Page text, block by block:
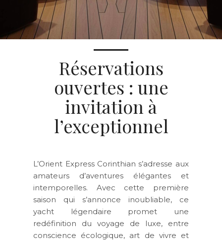
Réservations
ouvertes : une
invitation à
l’exceptionnel
L’Orient Express Corinthian s’adresse aux
amateurs d’aventures élégantes et
intemporelles. Avec cette première
saison qui s’annonce inoubliable, ce
yacht légendaire promet une
redéfinition du voyage de luxe, entre
conscience écologique, art de vivre et